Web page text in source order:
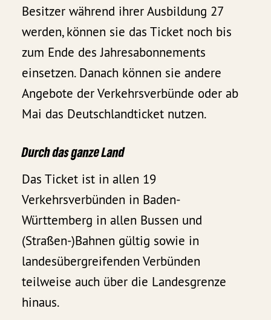
Besitzer während ihrer Ausbildung 27
werden, können sie das Ticket noch bis
zum Ende des Jahresabonnements
einsetzen. Danach können sie andere
Angebote der Verkehrsverbünde oder ab
Mai das Deutschlandticket nutzen.
Durch das ganze Land
Das Ticket ist in allen 19
Verkehrsverbünden in Baden-
Württemberg in allen Bussen und
(Straßen-)Bahnen gültig sowie in
landesübergreifenden Verbünden
teilweise auch über die Landesgrenze
hinaus.